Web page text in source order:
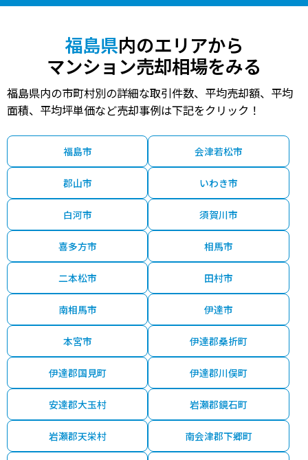
福島県内のエリアから
マンション売却相場をみる
福島県内の市町村別の詳細な取引件数、平均売却額、平均
面積、平均坪単価など売却事例は下記をクリック！
福島市 会津若松市
郡山市 いわき市
白河市 須賀川市
喜多方市 相馬市
二本松市 田村市
南相馬市 伊達市
本宮市 伊達郡桑折町
伊達郡国見町 伊達郡川俣町
安達郡大玉村 岩瀬郡鏡石町
岩瀬郡天栄村 南会津郡下郷町